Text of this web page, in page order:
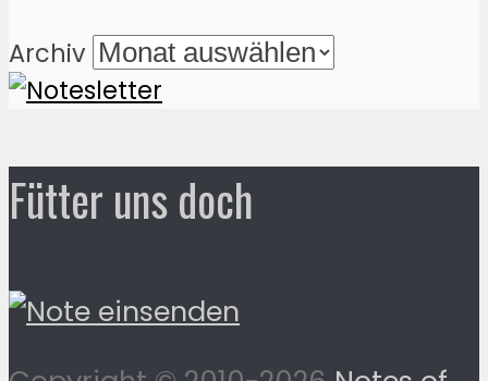
Archiv
Fütter uns doch